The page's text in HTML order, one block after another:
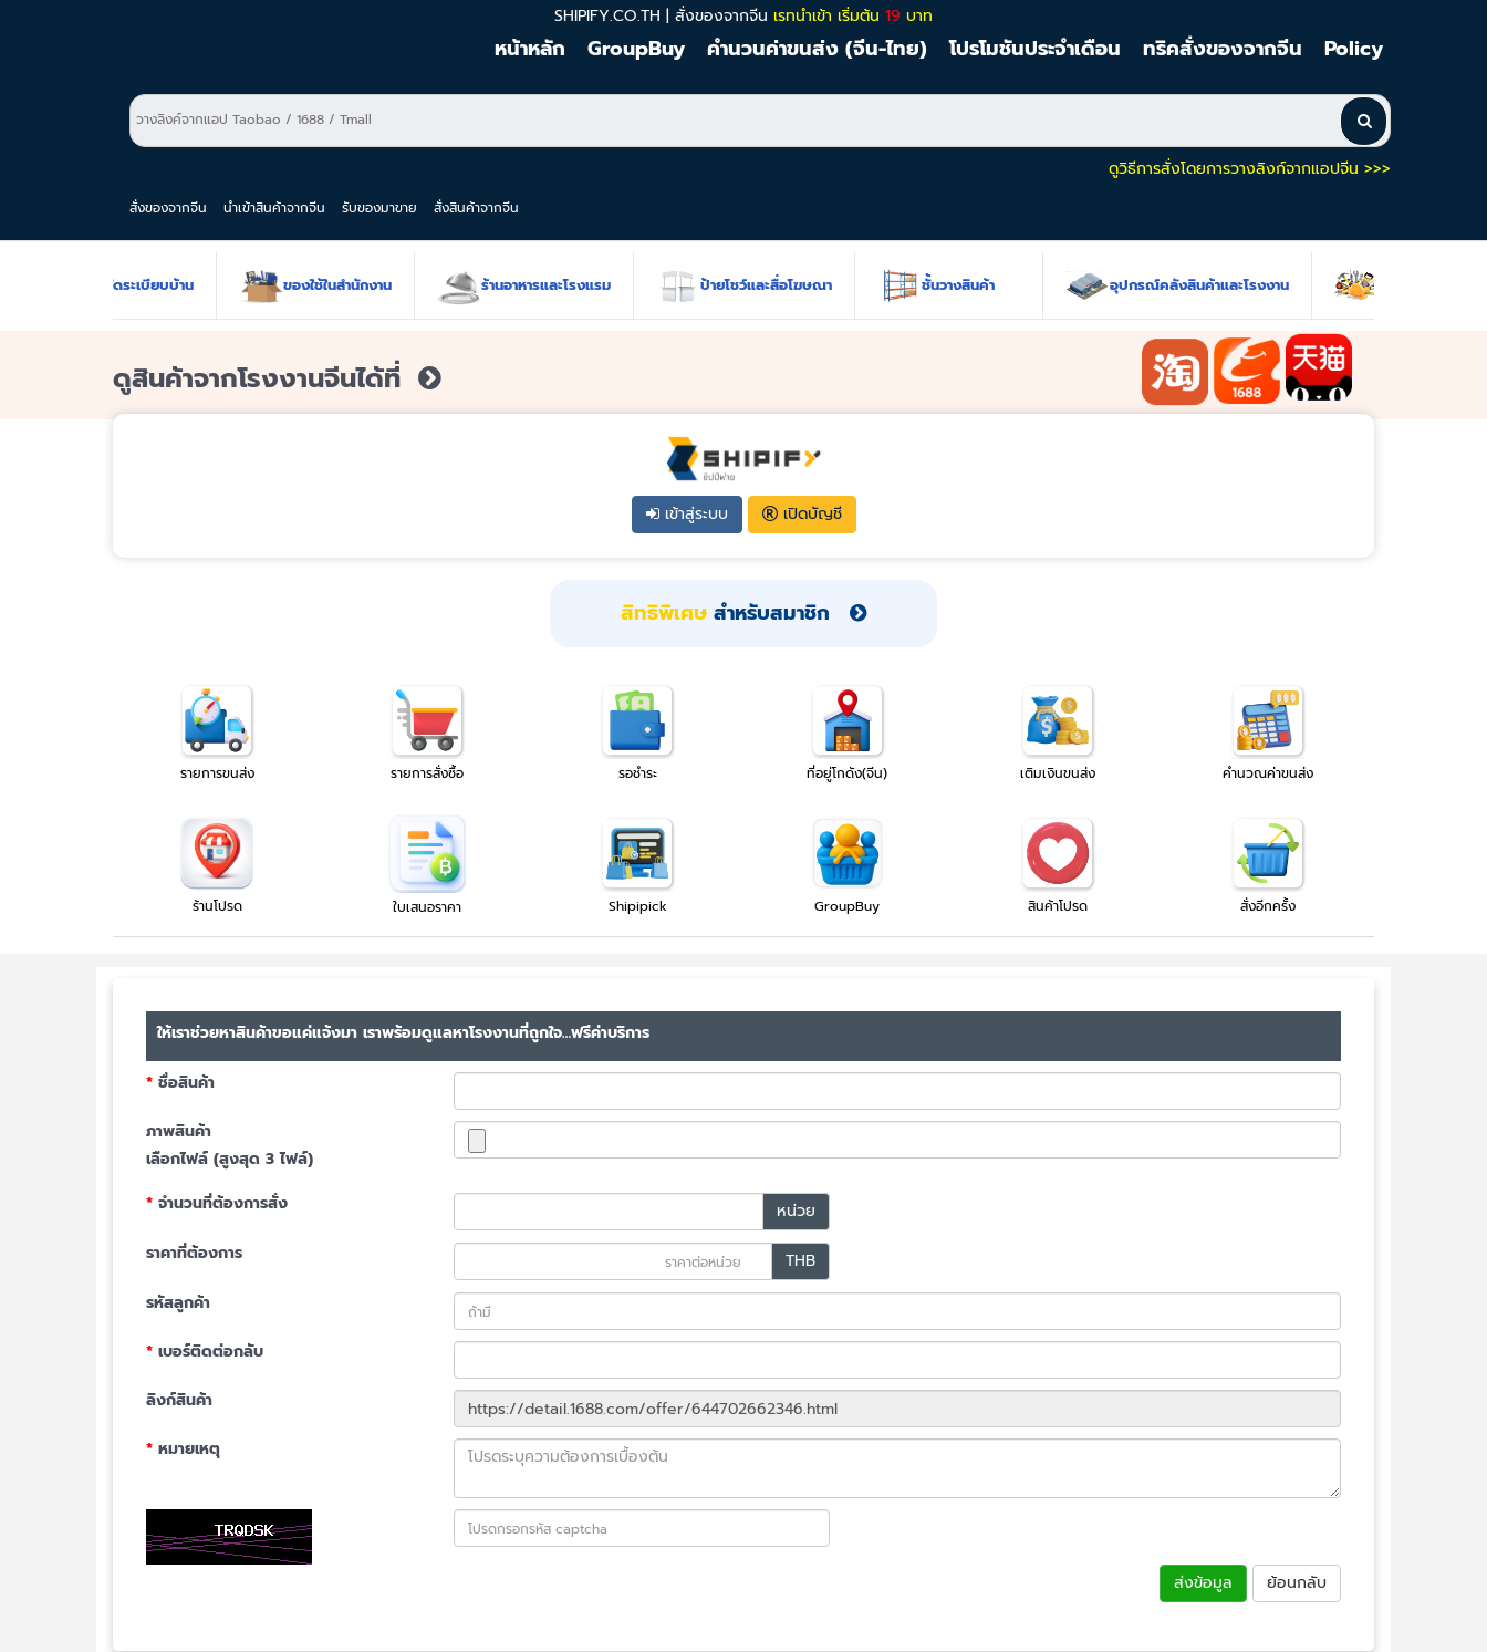
SHIPIFY.CO.TH | สั่งของจากจีน เรทนำเข้า เริ่มต้น 19 บาท
หน้าหลัก GroupBuy คำนวนค่าขนส่ง (จีน-ไทย) โปรโมชันประจำเดือน ทริคสั่งของจากจีน Policy
ดูวิธีการสั่งโดยการวางลิงก์จากแอปจีน >>>
สั่งของจากจีน นำเข้าสินค้าจากจีน รับของมาขาย สั่งสินค้าจากจีน
ขายส่งของใช้จัดระเบียบบ้าน ของใช้ในสำนักงาน ร้านอาหารและโรงแรม ป้ายโชว์และสื่อโฆษณา ชั้นวางสินค้า อุปกรณ์คลังสินค้าและโรงงาน เครื่องมือช่างและฮา
ดูสินค้าจากโรงงานจีนได้ที่
เข้าสู่ระบบ เปิดบัญชี
สิทธิพิเศษ สำหรับสมาชิก
รายการขนส่ง รายการสั่งซื้อ รอชำระ ที่อยู่โกดัง(จีน) เติมเงินขนส่ง คำนวณค่าขนส่ง
ร้านโปรด ใบเสนอราคา Shipipick GroupBuy สินค้าโปรด สั่งอีกครั้ง
ให้เราช่วยหาสินค้าขอแค่แจ้งมา เราพร้อมดูแลหาโรงงานที่ถูกใจ…ฟรีค่าบริการ
* ชื่อสินค้า
ภาพสินค้า
เลือกไฟล์ (สูงสุด 3 ไฟล์)
* จำนวนที่ต้องการสั่ง
หน่วย
ราคาที่ต้องการ
THB
รหัสลูกค้า
* เบอร์ติดต่อกลับ
ลิงก์สินค้า
* หมายเหตุ
ส่งข้อมูล ย้อนกลับ